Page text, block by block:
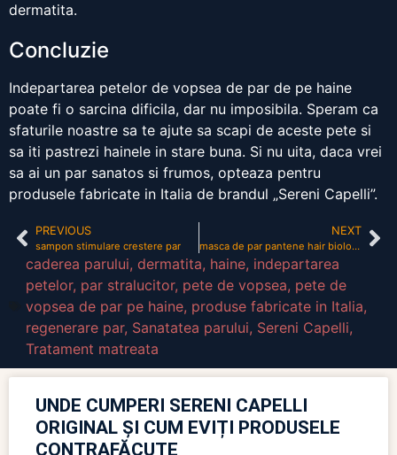
dermatita.
Concluzie
Indepartarea petelor de vopsea de par de pe haine
poate fi o sarcina dificila, dar nu imposibila. Speram ca
sfaturile noastre sa te ajute sa scapi de aceste pete si
sa iti pastrezi hainele in stare buna. Si nu uita, daca vrei
sa ai un par sanatos si frumos, opteaza pentru
produsele fabricate in Italia de brandul „Sereni Capelli”.
PREVIOUS
sampon stimulare crestere par
NEXT
masca de par pantene hair biology
caderea parului, dermatita, haine, indepartarea
petelor, par stralucitor, pete de vopsea, pete de
vopsea de par pe haine, produse fabricate in Italia,
regenerare par, Sanatatea parului, Sereni Capelli,
Tratament matreata
UNDE CUMPERI SERENI CAPELLI
ORIGINAL ȘI CUM EVIȚI PRODUSELE
CONTRAFĂCUTE